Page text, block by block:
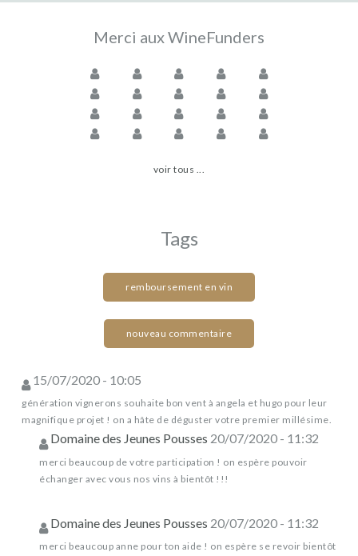
Merci aux WineFunders
voir tous ...
Tags
remboursement en vin
nouveau commentaire
15/07/2020 - 10:05
génération vignerons souhaite bon vent à angela et hugo pour leur
magnifique projet ! on a hâte de déguster votre premier millésime.
Domaine des Jeunes Pousses 20/07/2020 - 11:32
merci beaucoup de votre participation ! on espère pouvoir
échanger avec vous nos vins à bientôt !!!
Domaine des Jeunes Pousses 20/07/2020 - 11:32
merci beaucoup anne pour ton aide ! on espère se revoir bientôt